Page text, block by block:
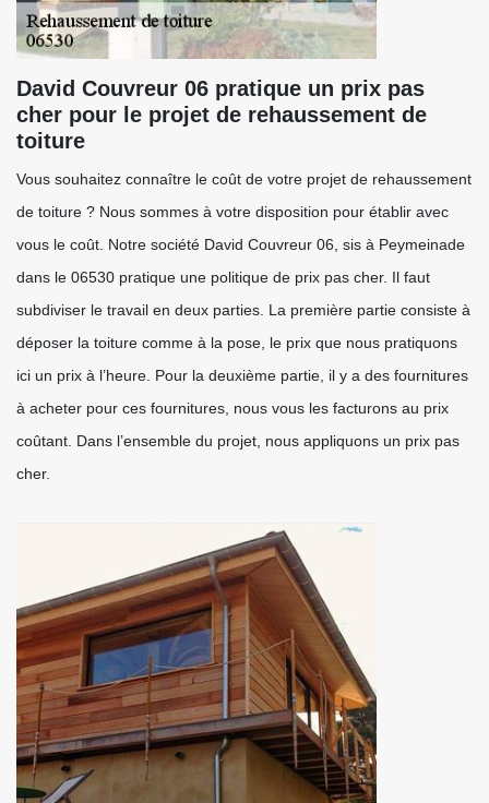
David Couvreur 06 pratique un prix pas
cher pour le projet de rehaussement de
toiture
Vous souhaitez connaître le coût de votre projet de rehaussement
de toiture ? Nous sommes à votre disposition pour établir avec
vous le coût. Notre société David Couvreur 06, sis à Peymeinade
dans le 06530 pratique une politique de prix pas cher. Il faut
subdiviser le travail en deux parties. La première partie consiste à
déposer la toiture comme à la pose, le prix que nous pratiquons
ici un prix à l’heure. Pour la deuxième partie, il y a des fournitures
à acheter pour ces fournitures, nous vous les facturons au prix
coûtant. Dans l’ensemble du projet, nous appliquons un prix pas
cher.